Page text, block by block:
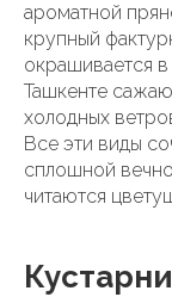
ароматной
крупный
окрашивается
Ташкенте
холодных
Все эти виды
сплошной
читаются